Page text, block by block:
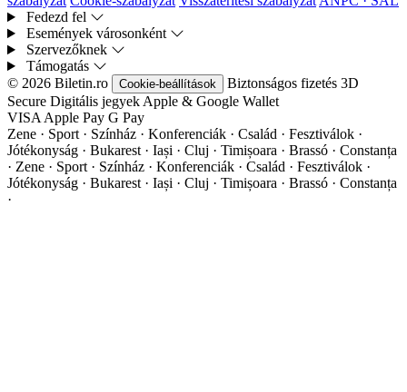
Fedezd fel
Események városonként
Szervezőknek
Támogatás
© 2026 Biletin.ro
Cookie-beállítások Biztonságos fizetés 3D
Secure Digitális jegyek Apple & Google Wallet
VISA Apple Pay G Pay
Zene · Sport · Színház · Konferenciák · Család · Fesztiválok ·
Jótékonyság · Bukarest · Iași · Cluj · Timișoara · Brassó · Constanța
· Zene · Sport · Színház · Konferenciák · Család · Fesztiválok ·
Jótékonyság · Bukarest · Iași · Cluj · Timișoara · Brassó · Constanța
·